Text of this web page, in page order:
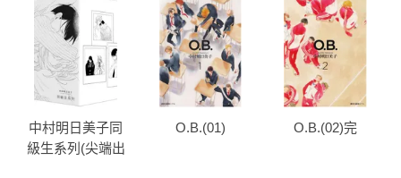
中村明日美子同
級生系列(尖端出
O.B.(01) O.B.(02)完